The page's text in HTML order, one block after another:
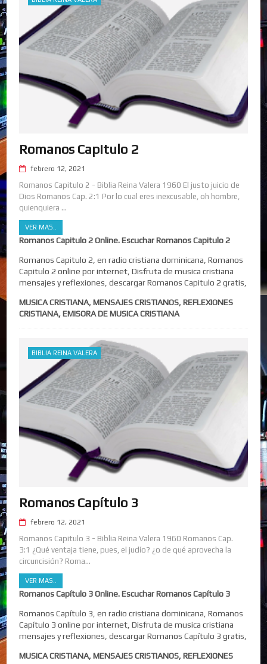
Romanos Capitulo 2
febrero 12, 2021
Romanos Capitulo 2 - Biblia Reina Valera 1960 El justo juicio de
Dios Romanos Cap. 2:1 Por lo cual eres inexcusable, oh hombre,
quienquiera ...
VER MAS..
Romanos Capitulo 2 Online. Escuchar Romanos Capitulo 2
Romanos Capitulo 2, en radio cristiana dominicana, Romanos
Capitulo 2 online por internet, Disfruta de musica cristiana
mensajes y reflexiones, descargar Romanos Capitulo 2 gratis,
MUSICA CRISTIANA, MENSAJES CRISTIANOS, REFLEXIONES
CRISTIANA, EMISORA DE MUSICA CRISTIANA
BIBLIA REINA VALERA
Romanos Capítulo 3
febrero 12, 2021
Romanos Capitulo 3 - Biblia Reina Valera 1960 Romanos Cap.
3:1 ¿Qué ventaja tiene, pues, el judío? ¿o de qué aprovecha la
circuncisión? Roma...
VER MAS..
Romanos Capítulo 3 Online. Escuchar Romanos Capítulo 3
Romanos Capítulo 3, en radio cristiana dominicana, Romanos
Capítulo 3 online por internet, Disfruta de musica cristiana
mensajes y reflexiones, descargar Romanos Capítulo 3 gratis,
MUSICA CRISTIANA, MENSAJES CRISTIANOS, REFLEXIONES